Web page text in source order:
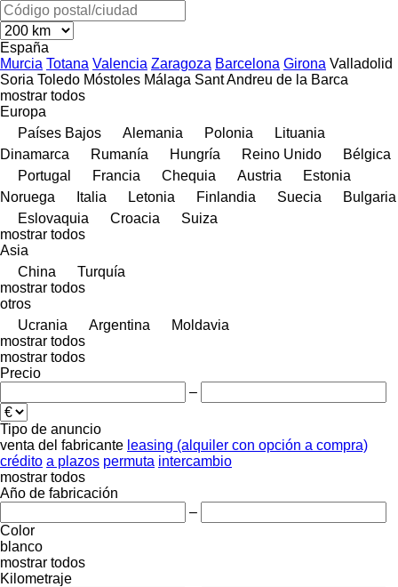
España
Murcia Totana Valencia Zaragoza Barcelona Girona Valladolid
Soria Toledo Móstoles Málaga Sant Andreu de la Barca
mostrar todos
Europa
Países Bajos
Alemania Polonia
Lituania
Dinamarca
Rumanía Hungría Reino Unido
Bélgica
Portugal
Francia Chequia Austria
Estonia
Noruega
Italia Letonia Finlandia Suecia
Bulgaria
Eslovaquia
Croacia
Suiza
mostrar todos
Asia
China
Turquía
mostrar todos
otros
Ucrania
Argentina
Moldavia
mostrar todos
mostrar todos
Precio
–
Tipo de anuncio
venta del fabricante leasing (alquiler con opción a compra)
crédito a plazos permuta intercambio
mostrar todos
Año de fabricación
–
Color
blanco
mostrar todos
Kilometraje